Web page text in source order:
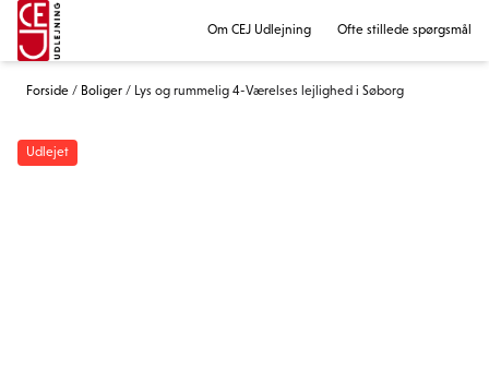
Om CEJ Udlejning Ofte stillede spørgsmål
Forside / Boliger / Lys og rummelig 4-Værelses lejlighed i Søborg
Udlejet